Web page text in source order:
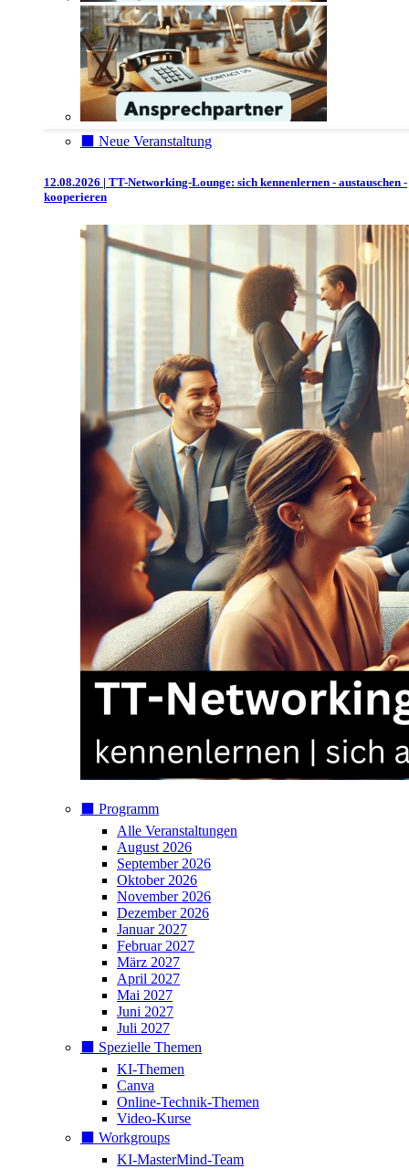
⬛️ Neue Veranstaltung
12.08.2026 | TT-Networking-Lounge: sich kennenlernen - austauschen -
kooperieren
⬛️ Programm
Alle Veranstaltungen
August 2026
September 2026
Oktober 2026
November 2026
Dezember 2026
Januar 2027
Februar 2027
März 2027
April 2027
Mai 2027
Juni 2027
Juli 2027
⬛️ Spezielle Themen
KI-Themen
Canva
Online-Technik-Themen
Video-Kurse
⬛️ Workgroups
KI-MasterMind-Team